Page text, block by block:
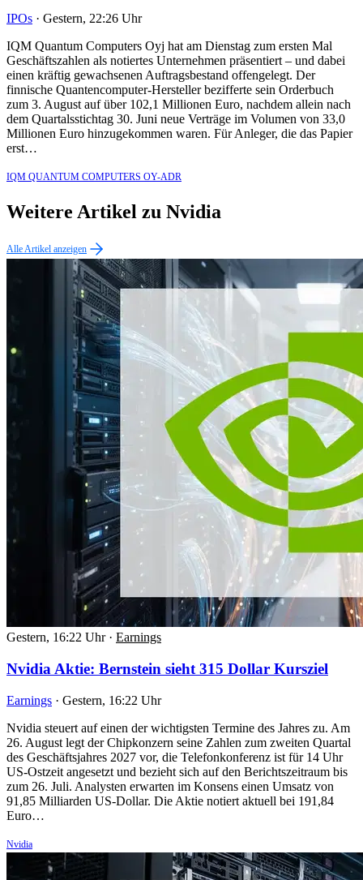
IPOs · Gestern, 22:26 Uhr
IQM Quantum Computers Oyj hat am Dienstag zum ersten Mal
Geschäftszahlen als notiertes Unternehmen präsentiert – und dabei
einen kräftig gewachsenen Auftragsbestand offengelegt. Der
finnische Quantencomputer-Hersteller bezifferte sein Orderbuch
zum 3. August auf über 102,1 Millionen Euro, nachdem allein nach
dem Quartalsstichtag 30. Juni neue Verträge im Volumen von 33,0
Millionen Euro hinzugekommen waren. Für Anleger, die das Papier
erst…
IQM QUANTUM COMPUTERS OY-ADR
Weitere Artikel zu Nvidia
Alle Artikel anzeigen
Gestern, 16:22 Uhr · Earnings
Nvidia Aktie: Bernstein sieht 315 Dollar Kursziel
Earnings · Gestern, 16:22 Uhr
Nvidia steuert auf einen der wichtigsten Termine des Jahres zu. Am
26. August legt der Chipkonzern seine Zahlen zum zweiten Quartal
des Geschäftsjahres 2027 vor, die Telefonkonferenz ist für 14 Uhr
US-Ostzeit angesetzt und bezieht sich auf den Berichtszeitraum bis
zum 26. Juli. Analysten erwarten im Konsens einen Umsatz von
91,85 Milliarden US-Dollar. Die Aktie notiert aktuell bei 191,84
Euro…
Nvidia